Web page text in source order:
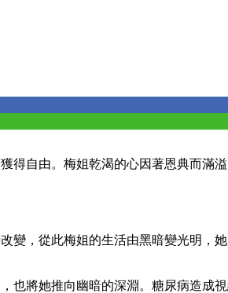
得自由。梅姐乾渴的心因著恩典而滿
，從此梅姐的生活由黑暗變光明，
也將她推向幽暗的深淵。糖尿病造成